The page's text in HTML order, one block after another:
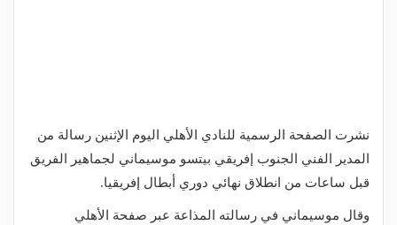
نشرت الصفحة الرسمية للنادي الأهلي اليوم الإثنين رسالة من
المدير الفني الجنوب إفريقي بيتسو موسيماني لجماهير الفريق
قبل ساعات من انطلاق نهائي دوري أبطال إفريقيا.
وقال موسيماني في رسالته المذاعة عبر صفحة الأهلي